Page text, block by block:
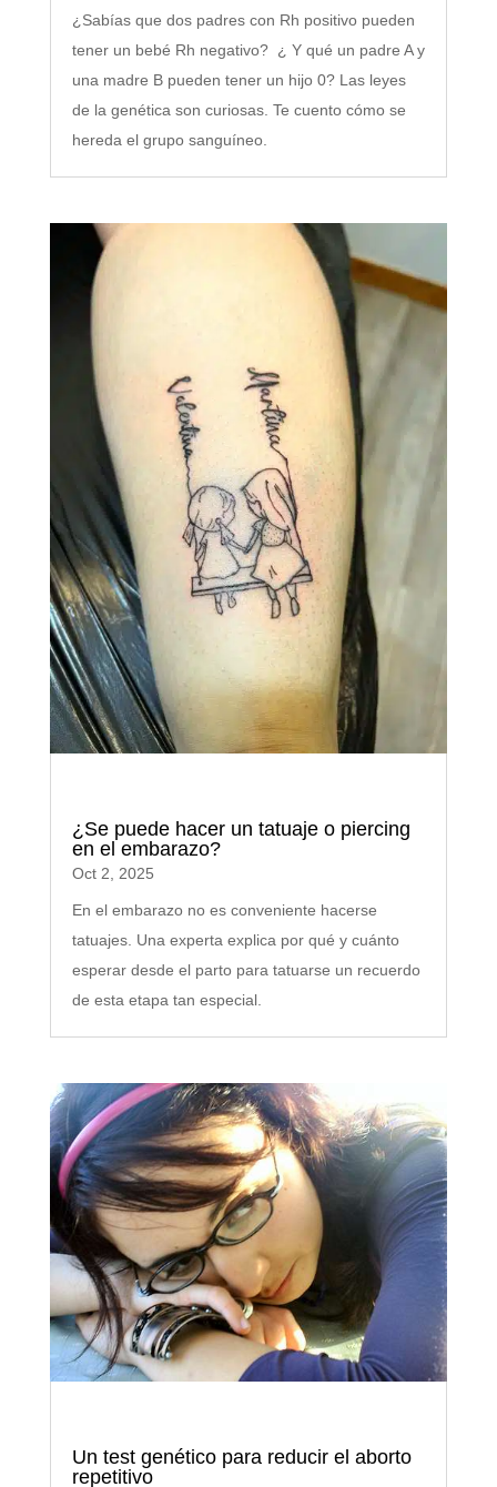
¿Sabías que dos padres con Rh positivo pueden
tener un bebé Rh negativo? ¿ Y qué un padre A y
una madre B pueden tener un hijo 0? Las leyes
de la genética son curiosas. Te cuento cómo se
hereda el grupo sanguíneo.
¿Se puede hacer un tatuaje o piercing
en el embarazo?
Oct 2, 2025
En el embarazo no es conveniente hacerse
tatuajes. Una experta explica por qué y cuánto
esperar desde el parto para tatuarse un recuerdo
de esta etapa tan especial.
Un test genético para reducir el aborto
repetitivo